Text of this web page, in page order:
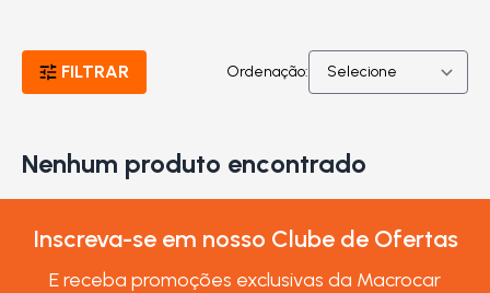
FILTRAR Ordenação:
Nenhum produto encontrado
Inscreva-se em nosso Clube de Ofertas
E receba promoções exclusivas da Macrocar